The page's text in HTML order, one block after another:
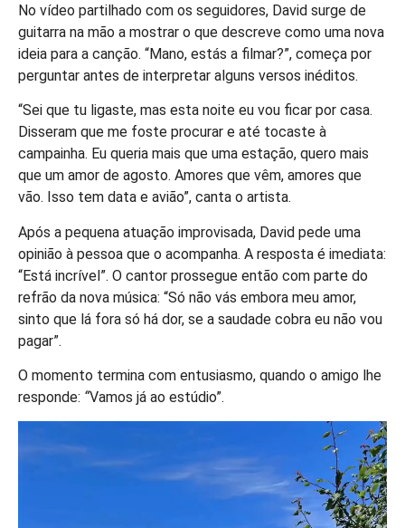
No vídeo partilhado com os seguidores, David surge de
guitarra na mão a mostrar o que descreve como uma nova
ideia para a canção. “Mano, estás a filmar?”, começa por
perguntar antes de interpretar alguns versos inéditos.
“Sei que tu ligaste, mas esta noite eu vou ficar por casa.
Disseram que me foste procurar e até tocaste à
campainha. Eu queria mais que uma estação, quero mais
que um amor de agosto. Amores que vêm, amores que
vão. Isso tem data e avião”, canta o artista.
Após a pequena atuação improvisada, David pede uma
opinião à pessoa que o acompanha. A resposta é imediata:
“Está incrível”. O cantor prossegue então com parte do
refrão da nova música: “Só não vás embora meu amor,
sinto que lá fora só há dor, se a saudade cobra eu não vou
pagar”.
O momento termina com entusiasmo, quando o amigo lhe
responde: “Vamos já ao estúdio”.